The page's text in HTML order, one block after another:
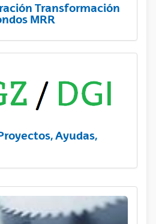
Transformación
MRR
Ayudas,